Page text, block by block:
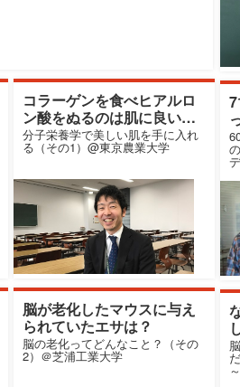
コラーゲンを食べヒアルロ
ン酸をぬるのは肌に良いの
か？
分子栄養学で美しい肌を手に入れ
る（その1）@東京農業大学
脳が老化したマウスに与え
られていたエサは？
脳の老化ってどんなこと？（その
2）＠芝浦工業大学